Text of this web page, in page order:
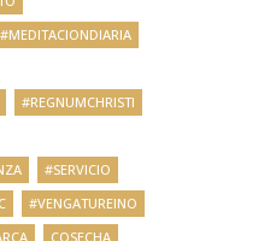
#MEDITACIONDIARIA
#REGNUMCHRISTI
#SERVICIO
#VENGATUREINO
COSECHA